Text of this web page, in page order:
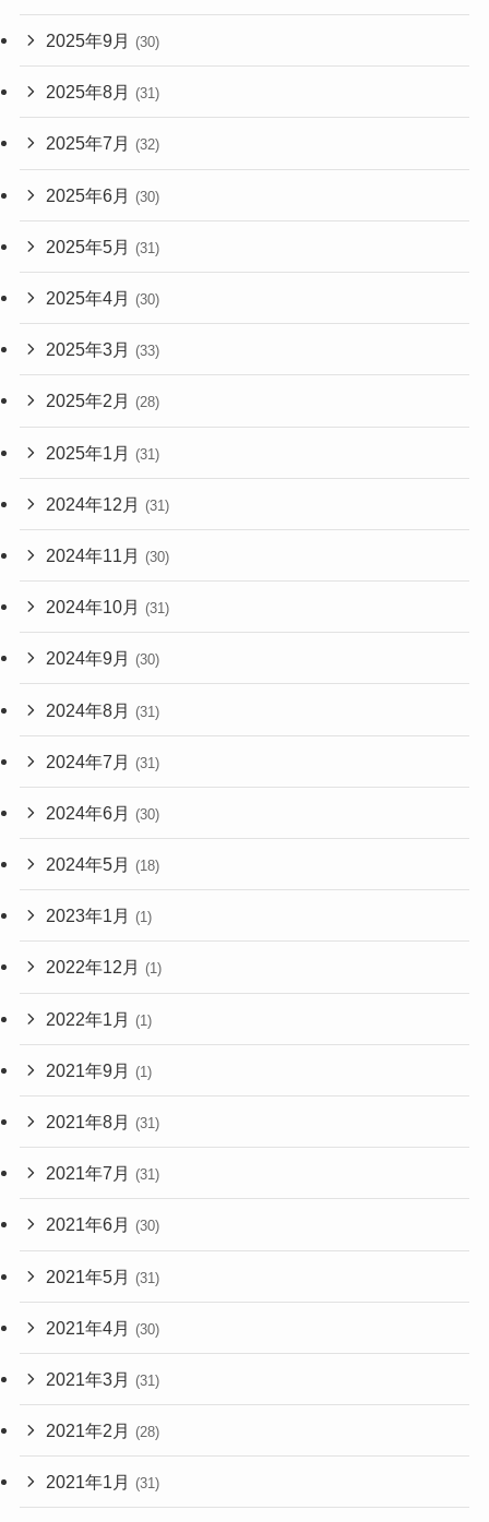
2025年9月 (30)
2025年8月 (31)
2025年7月 (32)
2025年6月 (30)
2025年5月 (31)
2025年4月 (30)
2025年3月 (33)
2025年2月 (28)
2025年1月 (31)
2024年12月 (31)
2024年11月 (30)
2024年10月 (31)
2024年9月 (30)
2024年8月 (31)
2024年7月 (31)
2024年6月 (30)
2024年5月 (18)
2023年1月 (1)
2022年12月 (1)
2022年1月 (1)
2021年9月 (1)
2021年8月 (31)
2021年7月 (31)
2021年6月 (30)
2021年5月 (31)
2021年4月 (30)
2021年3月 (31)
2021年2月 (28)
2021年1月 (31)